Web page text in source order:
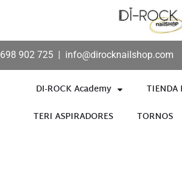
698 902 725 | info@dirocknailshop.com
DI-ROCK Academy TIENDA
TERI ASPIRADORES
TORNOS